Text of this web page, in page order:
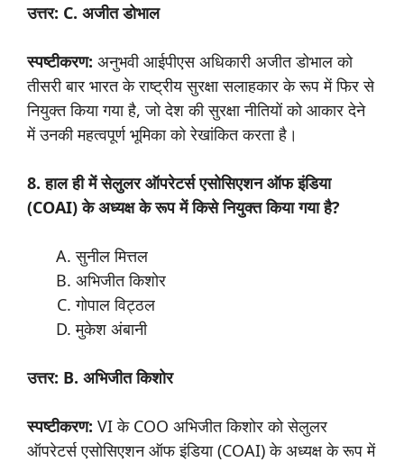
उत्तर: C. अजीत डोभाल
स्पष्टीकरण: अनुभवी आईपीएस अधिकारी अजीत डोभाल को
तीसरी बार भारत के राष्ट्रीय सुरक्षा सलाहकार के रूप में फिर से
नियुक्त किया गया है, जो देश की सुरक्षा नीतियों को आकार देने
में उनकी महत्वपूर्ण भूमिका को रेखांकित करता है।
8. हाल ही में सेलुलर ऑपरेटर्स एसोसिएशन ऑफ इंडिया
(COAI) के अध्यक्ष के रूप में किसे नियुक्त किया गया है?
सुनील मित्तल
अभिजीत किशोर
गोपाल विट्ठल
मुकेश अंबानी
उत्तर: B. अभिजीत किशोर
स्पष्टीकरण: VI के COO अभिजीत किशोर को सेलुलर
ऑपरेटर्स एसोसिएशन ऑफ इंडिया (COAI) के अध्यक्ष के रूप में